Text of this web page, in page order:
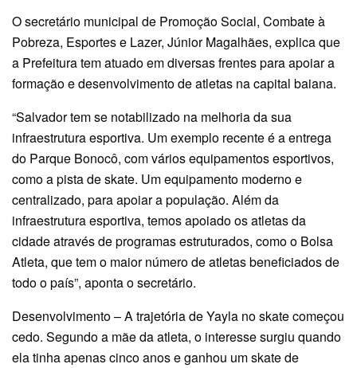
O secretário municipal de Promoção Social, Combate à
Pobreza, Esportes e Lazer, Júnior Magalhães, explica que
a Prefeitura tem atuado em diversas frentes para apoiar a
formação e desenvolvimento de atletas na capital baiana.
“Salvador tem se notabilizado na melhoria da sua
infraestrutura esportiva. Um exemplo recente é a entrega
do Parque Bonocô, com vários equipamentos esportivos,
como a pista de skate. Um equipamento moderno e
centralizado, para apoiar a população. Além da
infraestrutura esportiva, temos apoiado os atletas da
cidade através de programas estruturados, como o Bolsa
Atleta, que tem o maior número de atletas beneficiados de
todo o país”, aponta o secretário.
Desenvolvimento – A trajetória de Yayla no skate começou
cedo. Segundo a mãe da atleta, o interesse surgiu quando
ela tinha apenas cinco anos e ganhou um skate de